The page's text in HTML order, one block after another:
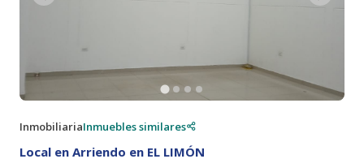
InmobiliariaInmuebles similares
Local en Arriendo en EL LIMÓN